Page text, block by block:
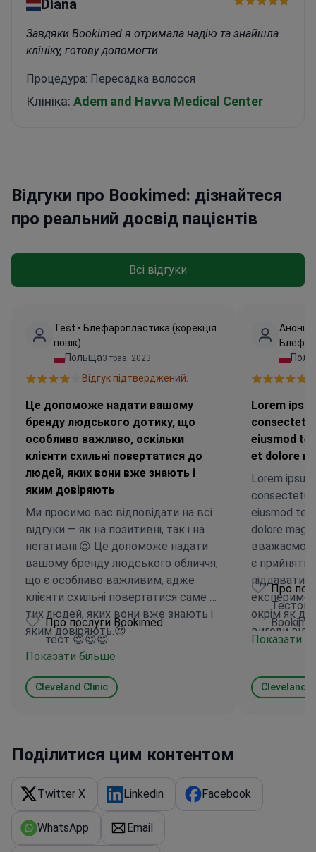
Diana
Завдяки Bookimed я отримала надію та знайшла
клініку, готову допомогти.
Процедура: Пересадка волосся
Клініка: Adem and Havva Medical Center
Відгуки про Bookimed: дізнайтеся
про реальний досвід пацієнтів
Всі відгуки
Test • Блефаропластика (корекція
повік)
Польща3 трав. 2023
Відгук підтверджений.
Це допоможе надати вашому
бренду людського дотику, що
особливо важливо, оскільки
клієнти схильні повертатися до
людей, яких вони вже знають і
яким довіряють
Ми просимо вас відповідати на всі
відгуки — як на позитивні, так і на
негативні.😍 Це допоможе надати
вашому бренду людського обличчя,
що є особливо важливим, адже
клієнти схильні повертатися саме до
тих людей, яких вони вже знають і
яким довіряють.😍
Про послуги Bookimed
тест 😍😍😍
Показати більше
Cleveland Clinic
Lorem
eiusmod
et dolore
Lorem
consectetur
eiusmod
dolore
вважаємо,
є
окрім як
вигоди від
людина
Про
Показати
Cleveland
Поділитися цим контентом
Twitter X Linkedin Facebook
WhatsApp Email